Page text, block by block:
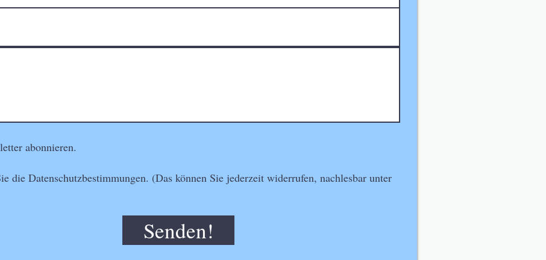
abonnieren.
die Datenschutzbestimmungen. (Das können Sie jederzeit widerrufen, nachlesbar unter
Senden!